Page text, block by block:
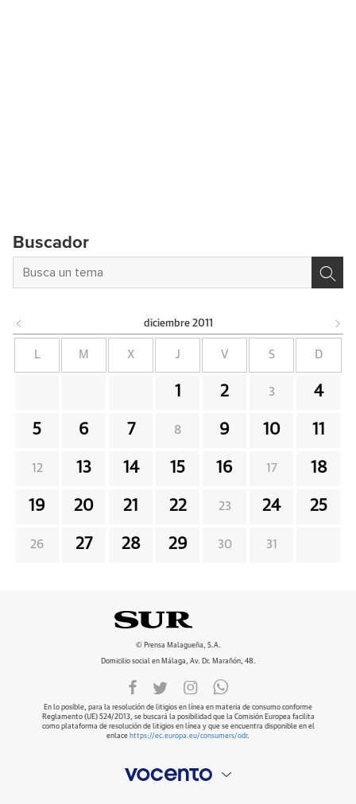
Buscador
diciembre 2011
L M X J V S D
1 2 3 4
5 6 7 8 9 10 11
12 13 14 15 16 17 18
19 20 21 22 23 24 25
26 27 28 29 30 31
© Prensa Malagueña, S.A.
Domicilio social en Málaga, Av. Dr. Marañón, 48.
En lo posible, para la resolución de litigios en línea en materia de consumo conforme
Reglamento (UE) 524/2013, se buscará la posibilidad que la Comisión Europea facilita
como plataforma de resolución de litigios en línea y que se encuentra disponible en el
enlace https://ec.europa.eu/consumers/odr.